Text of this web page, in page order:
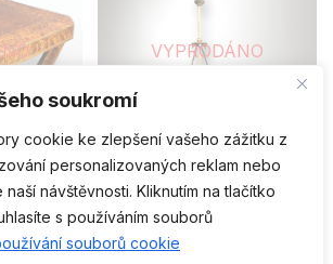
soukromí
cookie ke zlepšení vašeho zážitku z
personalizovaných reklam nebo
návštěvnosti. Kliknutím na tlačítko
s používáním souborů
souborů cookie
Deco
VYPRODÁNO
ARCHIV - PRODÁNO
Secesní lustr